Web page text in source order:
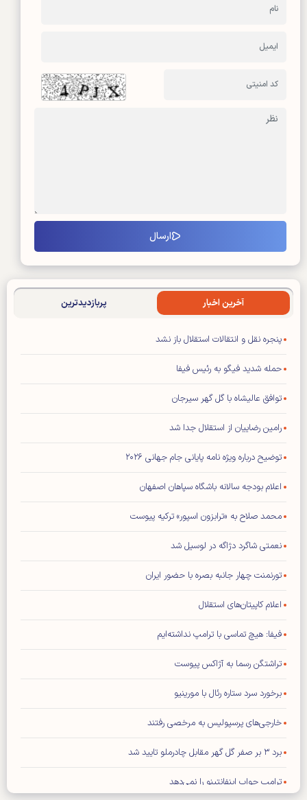
آخرین اخبار پربازدیدترین
پنجره نقل و انتقالات استقلال باز نشد
حمله شدید فیگو به رئیس فیفا
توافق عالیشاه با گل گهر سیرجان
رامین رضاییان از استقلال جدا شد
توضیح درباره ویژه نامه پایانی جام جهانی ۲۰۲۶
اعلام بودجه سالانه باشگاه سپاهان اصفهان
محمد صلاح به «ترابزون اسپور» ترکیه پیوست
نعمتی شاگرد دژاگه در لوسیل شد
تورنمنت چهار جانبه بصره با حضور ایران
اعلام کاپیتان‌های استقلال
فیفا: هیچ تماسی با ترامپ نداشته‌ایم
تراشتگن رسما به آژاکس پیوست
برخورد سرد ستاره رئال با مورینیو
خارجی‌های پرسپولیس به مرخصی رفتند
برد ۳ بر صفر گل گهر مقابل چادرملو تایید شد
ترامپ جواب اینفانتینو را نمی‌دهد